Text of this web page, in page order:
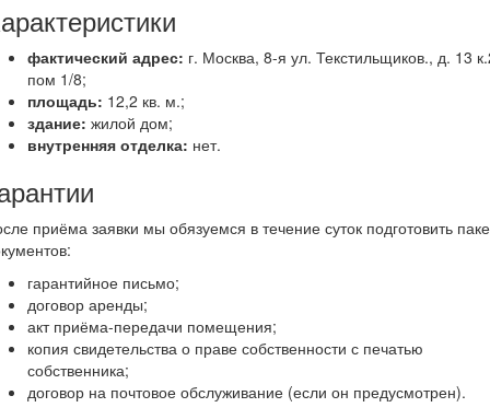
фактический адрес: г. Москва, 8-я ул. Текстильщиков., д. 13
пом 1/8;
площадь: 12,2 кв. м.;
здание: жилой дом;
внутренняя отделка: нет.
приёма заявки мы обязуемся в течение суток подготовить
гарантийное письмо;
договор аренды;
акт приёма-передачи помещения;
копия свидетельства о праве собственности с печатью
собственника;
договор на почтовое обслуживание (если он предусмотрен).